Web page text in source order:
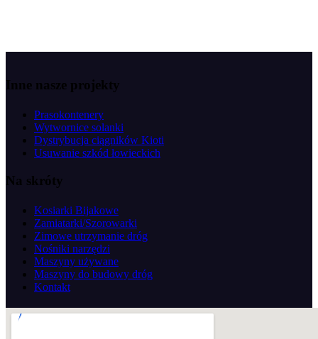
Inne nasze projekty
Prasokontenery
Wytwornice solanki
Dystrybucja ciągników Kioti
Usuwanie szkód łowieckich
Na skróty
Kosiarki Bijakowe
Zamiatarki/Szorowarki
Zimowe utrzymanie dróg
Nośniki narzędzi
Maszyny używane
Maszyny do budowy dróg
Kontakt